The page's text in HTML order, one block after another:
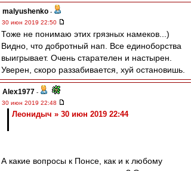
malyushenko -
30 июн 2019 22:50
Тоже не понимаю этих грязных намеков...)
Видно, что добротный нап. Все единоборства
выигрывает. Очень старателен и настырен.
Уверен, скоро раззабивается, хуй остановишь.
Alex1977 -
30 июн 2019 22:48
Леонидыч » 30 июн 2019 22:44
А какие вопросы к Понсе, как и к любому